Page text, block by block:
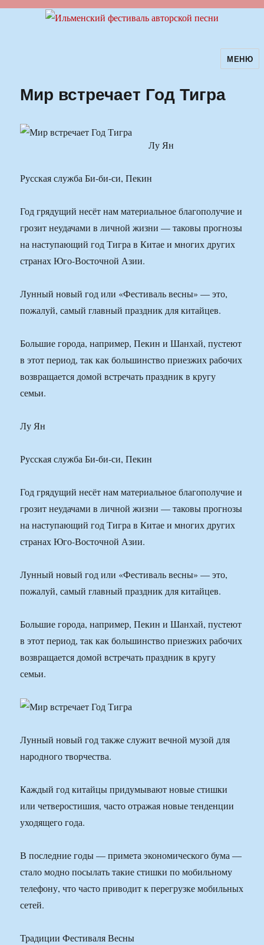
Ильменский фестиваль авторскойМЕНЮ
Мир встречает Год Тигра
Лу Ян
Русская служба Би-би-си, Пекин
Год грядущий несёт нам материальное благополучие и
грозит неудачами в личной жизни — таковы прогнозы
на наступающий год Тигра в Китае и многих других
странах Юго-Восточной Азии.
Лунный новый год или «Фестиваль весны» — это,
пожалуй, самый главный праздник для китайцев.
Большие города, например, Пекин и Шанхай, пустеют
в этот период, так как большинство приезжих рабочих
возвращается домой встречать праздник в кругу
семьи.
Лу Ян
Русская служба Би-би-си, Пекин
Год грядущий несёт нам материальное благополучие и
грозит неудачами в личной жизни — таковы прогнозы
на наступающий год Тигра в Китае и многих других
странах Юго-Восточной Азии.
Лунный новый год или «Фестиваль весны» — это,
пожалуй, самый главный праздник для китайцев.
Большие города, например, Пекин и Шанхай, пустеют
в этот период, так как большинство приезжих рабочих
возвращается домой встречать праздник в кругу
семьи.
Лунный новый год также служит вечной музой для
народного творчества.
Каждый год китайцы придумывают новые стишки
или четверостишия, часто отражая новые тенденции
уходящего года.
В последние годы — примета экономического бума —
стало модно посылать такие стишки по мобильному
телефону, что часто приводит к перегрузке мобильных
сетей.
Традиции Фестиваля Весны